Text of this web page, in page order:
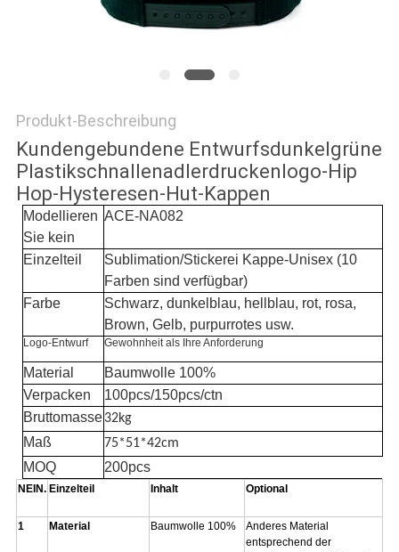
Produkt-Beschreibung
Kundengebundene Entwurfsdunkelgrüne
Plastikschnallenadlerdruckenlogo-Hip
Hop-Hysteresen-Hut-Kappen
Modellieren
Sie kein
ACE-NA082
Einzelteil
Sublimation/Stickerei Kappe-Unisex (10
Farben sind verfügbar)
Farbe
Schwarz, dunkelblau, hellblau, rot, rosa,
Brown, Gelb, purpurrotes usw.
Logo-Entwurf Gewohnheit als Ihre Anforderung
Material
Baumwolle 100%
Verpacken
100pcs/150pcs/ctn
Bruttomasse32kg
Maß 75*51*42cm
MOQ 200pcs
NEIN. Einzelteil Inhalt Optional
1 Material Baumwolle 100%
Anderes Material
entsprechend der